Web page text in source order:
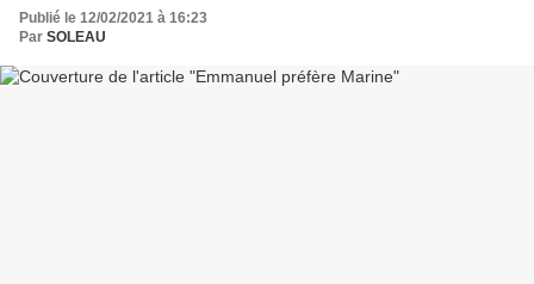
Publié le 12/02/2021 à 16:23
Par SOLEAU